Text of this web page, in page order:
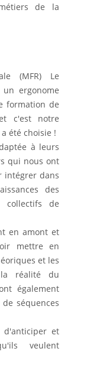
de la
(MFR) Le
ergonome
formation de
c'est notre
a été choisie !
à leurs
qui nous ont
intégrer dans
des
collectifs de
en amont et
mettre en
et les
réalité du
également
séquences
d'anticiper et
veulent